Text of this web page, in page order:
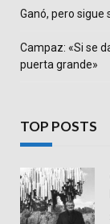
Ganó, pero sigue
Campaz: «Si se
puerta grande»
TOP POSTS